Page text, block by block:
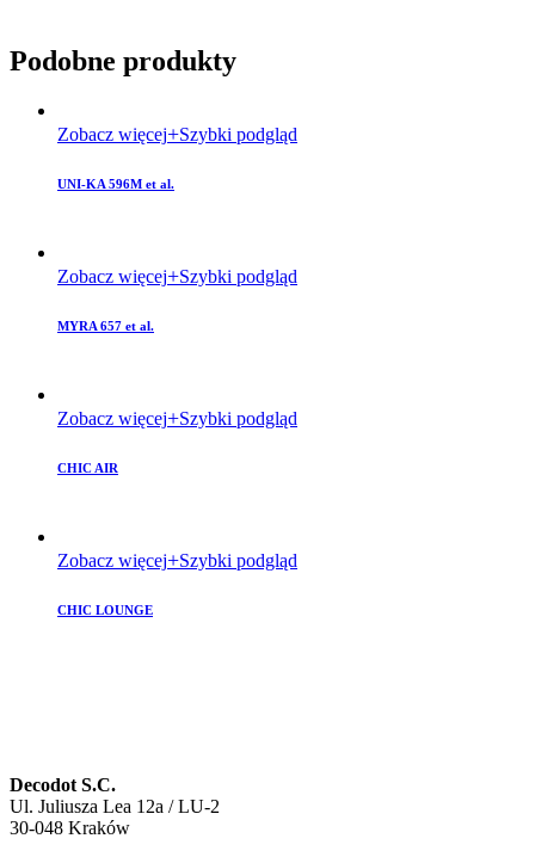
Podobne produkty
Zobacz więcej Szybki podgląd
UNI-KA 596M et al.
Zobacz więcej Szybki podgląd
MYRA 657 et al.
Zobacz więcej Szybki podgląd
CHIC AIR
Zobacz więcej Szybki podgląd
CHIC LOUNGE
Decodot S.C.
Ul. Juliusza Lea 12a / LU-2
30-048 Kraków